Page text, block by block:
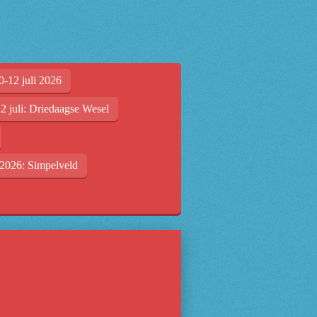
12 juli 2026
juli: Driedaagse Wesel
Simpelveld